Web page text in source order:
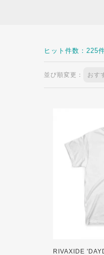
ヒット件数：225
並び順変更： おす